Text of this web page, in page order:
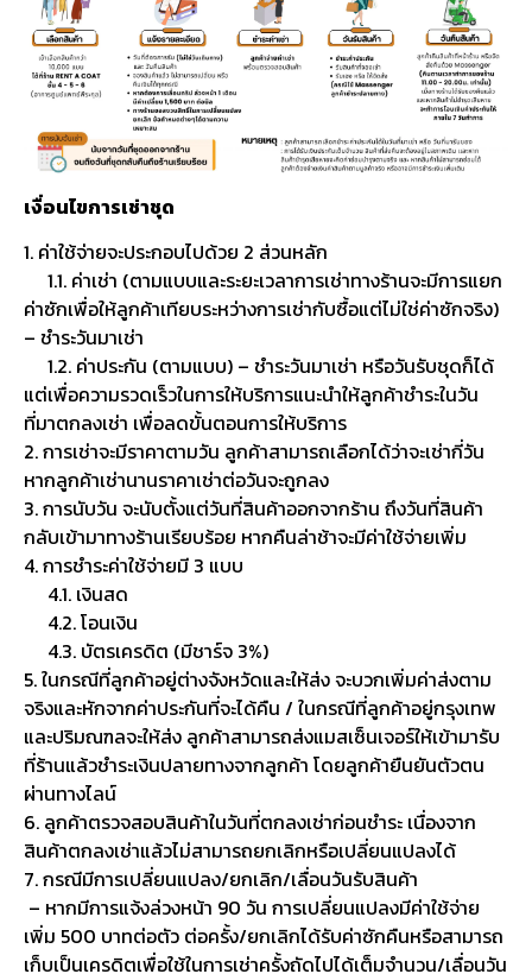
เงื่อนไขการเช่าชุด
1. ค่าใช้จ่ายจะประกอบไปด้วย 2 ส่วนหลัก
1.1. ค่าเช่า (ตามแบบและระยะเวลาการเช่าทางร้านจะมีการแยก
ค่าซักเพื่อให้ลูกค้าเทียบระหว่างการเช่ากับซื้อแต่ไม่ใช่ค่าซักจริง)
– ชำระวันมาเช่า
1.2. ค่าประกัน (ตามแบบ) – ชำระวันมาเช่า หรือวันรับชุดก็ได้
แต่เพื่อความรวดเร็วในการให้บริการแนะนำให้ลูกค้าชำระในวัน
ที่มาตกลงเช่า เพื่อลดขั้นตอนการให้บริการ
2. การเช่าจะมีราคาตามวัน ลูกค้าสามารถเลือกได้ว่าจะเช่ากี่วัน
หากลูกค้าเช่านานราคาเช่าต่อวันจะถูกลง
3. การนับวัน จะนับตั้งแต่วันที่สินค้าออกจากร้าน ถึงวันที่สินค้า
กลับเข้ามาทางร้านเรียบร้อย หากคืนล่าช้าจะมีค่าใช้จ่ายเพิ่ม
4. การชำระค่าใช้จ่ายมี 3 แบบ
4.1. เงินสด
4.2. โอนเงิน
4.3. บัตรเครดิต (มีชาร์จ 3%)
5. ในกรณีที่ลูกค้าอยู่ต่างจังหวัดและให้ส่ง จะบวกเพิ่มค่าส่งตาม
จริงและหักจากค่าประกันที่จะได้คืน / ในกรณีที่ลูกค้าอยู่กรุงเทพ
และปริมณฑลจะให้ส่ง ลูกค้าสามารถส่งแมสเซ็นเจอร์ให้เข้ามารับ
ที่ร้านแล้วชำระเงินปลายทางจากลูกค้า โดยลูกค้ายืนยันตัวตน
ผ่านทางไลน์
6. ลูกค้าตรวจสอบสินค้าในวันที่ตกลงเช่าก่อนชำระ เนื่องจาก
สินค้าตกลงเช่าแล้วไม่สามารถยกเลิกหรือเปลี่ยนแปลงได้
7. กรณีมีการเปลี่ยนแปลง/ยกเลิก/เลื่อนวันรับสินค้า
– หากมีการแจ้งล่วงหน้า 90 วัน การเปลี่ยนแปลงมีค่าใช้จ่าย
เพิ่ม 500 บาทต่อตัว ต่อครั้ง/ยกเลิกได้รับค่าซักคืนหรือสามารถ
เก็บเป็นเครดิตเพื่อใช้ในการเช่าครั้งถัดไปได้เต็มจำนวน/เลื่อนวัน